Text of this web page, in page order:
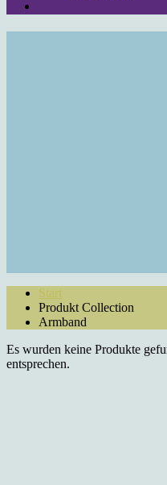
Start
Produkt Collection
Armband
Es wurden keine Produkte
entsprechen.